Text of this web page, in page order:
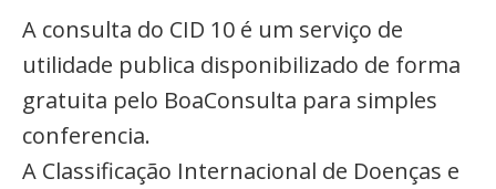
A consulta do CID 10 é um serviço de
utilidade publica disponibilizado de forma
gratuita pelo BoaConsulta para simples
conferencia.
A Classificação Internacional de Doenças e